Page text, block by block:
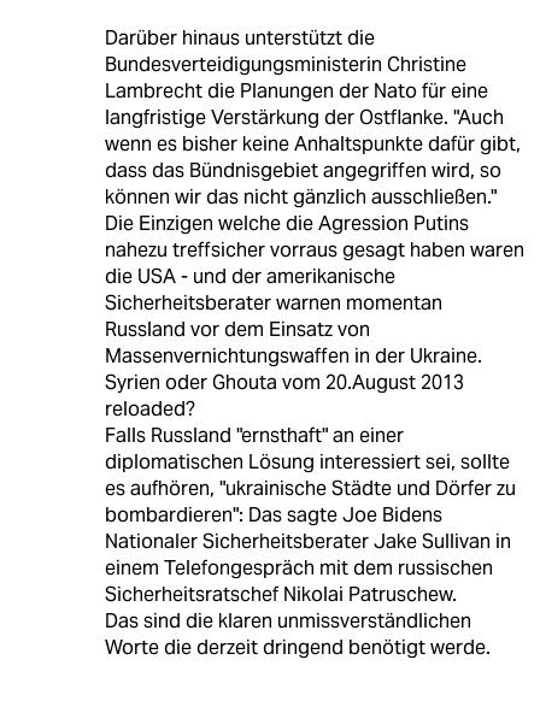
Darüber hinaus unterstützt die
Bundesverteidigungsministerin Christine
Lambrecht die Planungen der Nato für eine
langfristige Verstärkung der Ostflanke. "Auch
wenn es bisher keine Anhaltspunkte dafür gibt,
dass das Bündnisgebiet angegriffen wird, so
können wir das nicht gänzlich ausschließen."
Die Einzigen welche die Agression Putins
nahezu treffsicher vorraus gesagt haben waren
die USA - und der amerikanische
Sicherheitsberater warnen momentan
Russland vor dem Einsatz von
Massenvernichtungswaffen in der Ukraine.
Syrien oder Ghouta vom 20.August 2013
reloaded?
Falls Russland "ernsthaft" an einer
diplomatischen Lösung interessiert sei, sollte
es aufhören, "ukrainische Städte und Dörfer zu
bombardieren": Das sagte Joe Bidens
Nationaler Sicherheitsberater Jake Sullivan in
einem Telefongespräch mit dem russischen
Sicherheitsratschef Nikolai Patruschew.
Das sind die klaren unmissverständlichen
Worte die derzeit dringend benötigt werde.